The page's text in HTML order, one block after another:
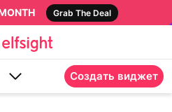
Grab The Deal
Создать виджет